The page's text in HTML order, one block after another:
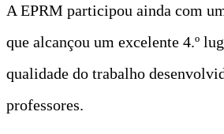
A EPRM participou ainda com
que alcançou um excelente 4.º
qualidade do trabalho
professores.